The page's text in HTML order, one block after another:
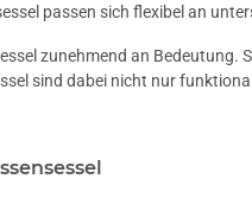
passen sich flexibel an
zunehmend an
sind dabei nicht nur